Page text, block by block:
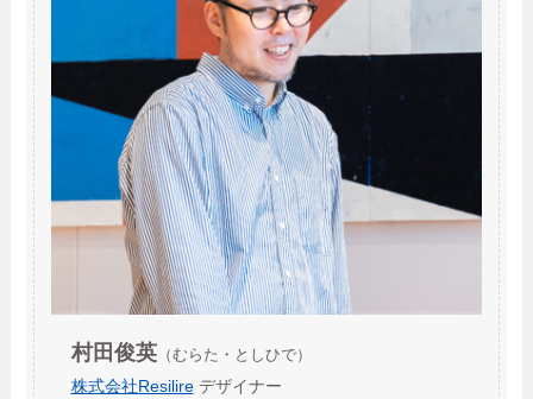
村田俊英（むらた・としひで）
株式会社Resilireデザイナー